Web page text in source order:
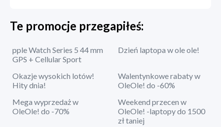
Te promocje przegapiłeś:
pple Watch Series 5 44 mm
GPS + Cellular Sport
Dzień laptopa w ole ole!
Okazje wysokich lotów!
Hity dnia!
Walentynkowe rabaty w
OleOle! do -60%
Mega wyprzedaż w
OleOle! do -70%
Weekend przecen w
OleOle! -laptopy do 1500
zł taniej